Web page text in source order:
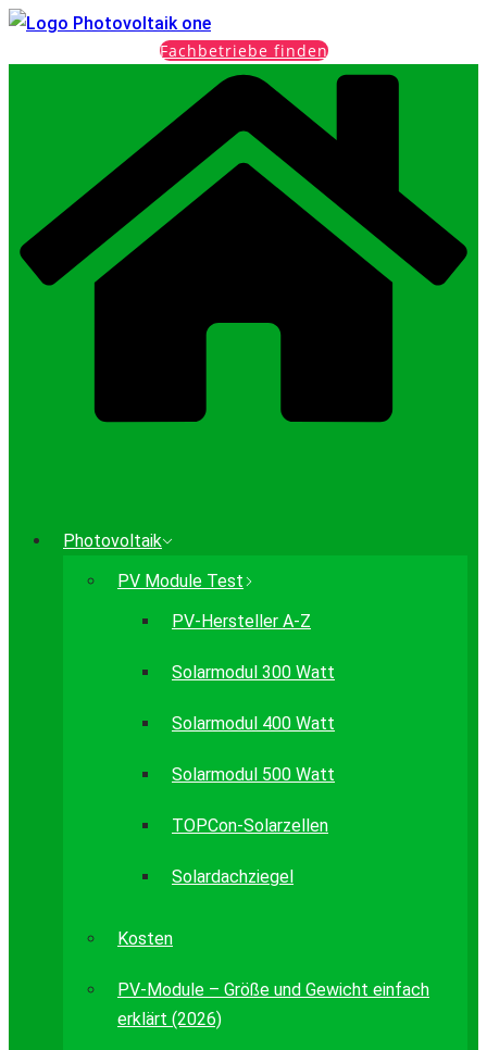
Fachbetriebe finden
Photovoltaik
PV Module Test
PV-Hersteller A-Z
Solarmodul 300 Watt
Solarmodul 400 Watt
Solarmodul 500 Watt
TOPCon-Solarzellen
Solardachziegel
Kosten
PV-Module – Größe und Gewicht einfach
erklärt (2026)